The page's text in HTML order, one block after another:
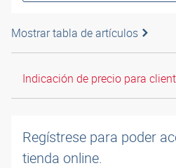
Mostrar tabla de artículos
Indicación de precio para
Regístrese para poder
tienda online.